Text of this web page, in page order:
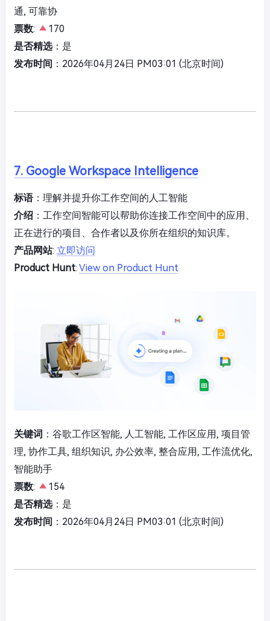
通, 可靠协
票数:
170
是否精选：是
发布时间 ：2026年04月24日 PM03:01 (北京时间)
7. Google Workspace Intelligence
标语：理解并提升你工作空间的人工智能
介绍 ：工作空间智能可以帮助你连接工作空间中的应用、
正在进行的项目、合作者以及你所在组织的知识库。
产品网站: 立即访问
Product Hunt: View on Product Hunt
关键词 ：谷歌工作区智能, 人工智能, 工作区应用, 项目管
理, 协作工具, 组织知识, 办公效率, 整合应用, 工作流优化,
智能助手
票数:
154
是否精选：是
发布时间 ：2026年04月24日 PM03:01 (北京时间)